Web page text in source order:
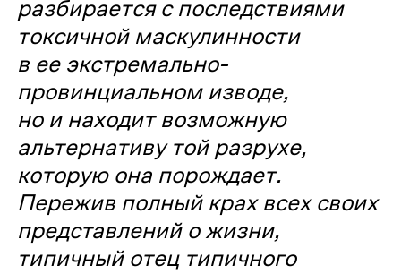
разбирается с последствиями
токсичной маскулинности
в ее экстремально-
провинциальном изводе,
но и находит возможную
альтернативу той разрухе,
которую она порождает.
Пережив полный крах всех своих
представлений о жизни,
типичный отец типичного